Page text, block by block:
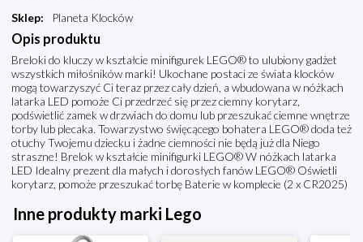
Sklep: Planeta Klocków
Opis produktu
Breloki do kluczy w kształcie minifigurek LEGO® to ulubiony gadżet
wszystkich miłośników marki! Ukochane postaci ze świata klocków
mogą towarzyszyć Ci teraz przez cały dzień, a wbudowana w nóżkach
latarka LED pomoże Ci przedrzeć się przez ciemny korytarz,
podświetlić zamek w drzwiach do domu lub przeszukać ciemne wnętrze
torby lub plecaka. Towarzystwo święcącego bohatera LEGO® doda też
otuchy Twojemu dziecku i żadne ciemności nie będą już dla Niego
straszne! Brelok w kształcie minifigurki LEGO® W nóżkach latarka
LED Idealny prezent dla małych i dorosłych fanów LEGO® Oświetli
korytarz, pomoże przeszukać torbę Baterie w komplecie (2 x CR2025)
Inne produkty marki Lego